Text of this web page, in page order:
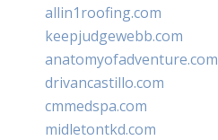
allin1roofing.com
keepjudgewebb.com
anatomyofadventure.com
drivancastillo.com
cmmedspa.com
midletontkd.com